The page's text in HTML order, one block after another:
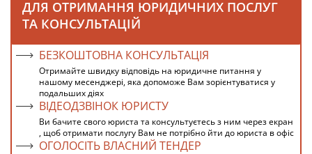
ДЛЯ ОТРИМАННЯ ЮРИДИЧНИХ ПОСЛУГ
ТА КОНСУЛЬТАЦІЙ
БЕЗКОШТОВНА КОНСУЛЬТАЦІЯ
Отримайте швидку відповідь на юридичне питання у
нашому месенджері, яка допоможе Вам зорієнтуватися у
подальших діях
ВІДЕОДЗВІНОК ЮРИСТУ
Ви бачите свого юриста та консультуєтесь з ним через екран
, щоб отримати послугу Вам не потрібно йти до юриста в офіс
ОГОЛОСІТЬ ВЛАСНИЙ ТЕНДЕР